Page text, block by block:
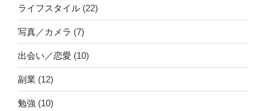
ライフスタイル (22)
写真／カメラ (7)
出会い／恋愛 (10)
副業 (12)
勉強 (10)